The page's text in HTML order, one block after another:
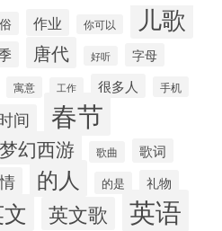
作业 你可以 儿歌
唐代 好听
字母
寓意 工作 很多人 手机
间 春节
梦幻西游 歌曲 歌词
的人 的是 礼物
英文歌 英语